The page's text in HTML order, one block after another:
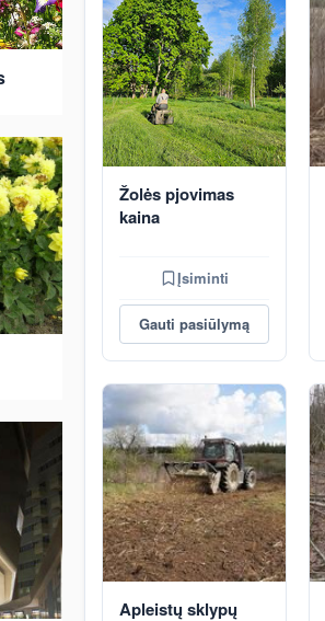
Žolės pjovimas
kaina
Įsiminti
Gauti pasiūlymą
Apleistų sklypų